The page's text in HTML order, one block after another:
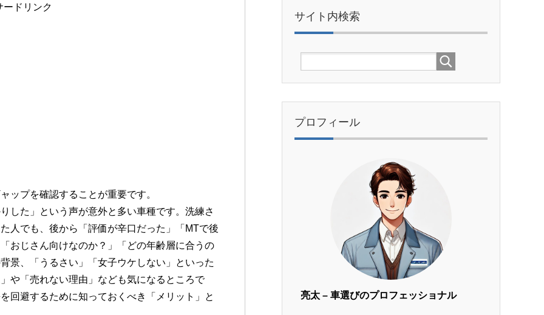
ードリンク
ップを確認することが重要です。
した」という声が意外と多い車種です。洗練さ
人でも、後から「評価が辛口だった」「MTで後
おじさん向けなのか？」「どの年齢層に合うの
景、「うるさい」「女子ウケしない」といった
や「売れない理由」なども気になるところで
回避するために知っておくべき「メリット」と
サイト内検索
プロフィール
亮太 – 車選びのプロフェッショナル